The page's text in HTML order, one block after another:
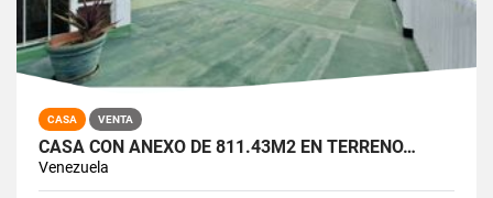
CASA VENTA
CASA CON ANEXO DE 811.43M2 EN TERRENO…
Venezuela